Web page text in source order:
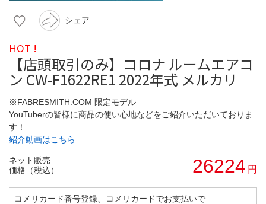
シェア
HOT !
【店頭取引のみ】コロナ ルームエアコ
ン CW-F1622RE1 2022年式 メルカリ
※FABRESMITH.COM 限定モデル
YouTuberの皆様に商品の使い心地などをご紹介いただいておりま
す！
紹介動画はこちら
ネット販売
価格（税込）
26224 円
コメリカード番号登録、コメリカードでお支払いで